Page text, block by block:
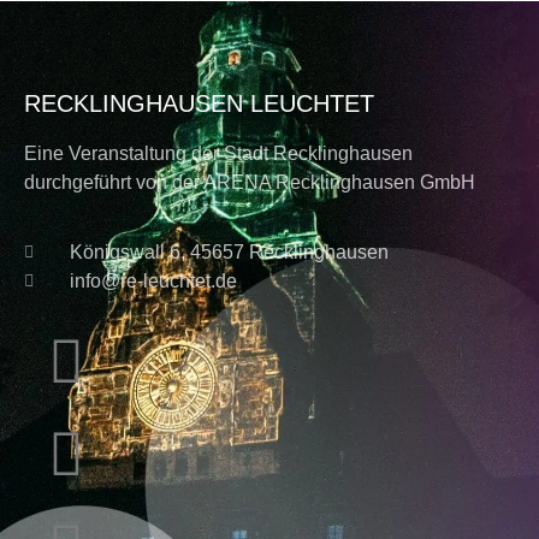
RECKLINGHAUSEN LEUCHTET
Eine Veranstaltung der Stadt Recklinghausen
durchgeführt von der ARENA Recklinghausen GmbH
Königswall 6, 45657 Recklinghausen
info@re-leuchtet.de